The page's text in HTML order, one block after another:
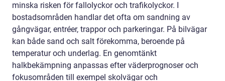
minska risken för fallolyckor och trafikolyckor. I
bostadsområden handlar det ofta om sandning av
gångvägar, entréer, trappor och parkeringar. På bilvägar
kan både sand och salt förekomma, beroende på
temperatur och underlag. En genomtänkt
halkbekämpning anpassas efter väderprognoser och
fokusområden till exempel skolvägar och